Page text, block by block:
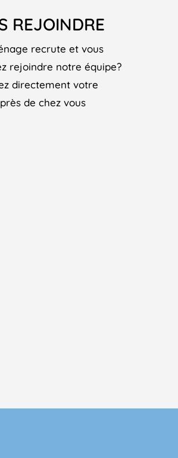
REJOINDRE
recrute et vous
rejoindre notre équipe?
directement votre
de chez vous